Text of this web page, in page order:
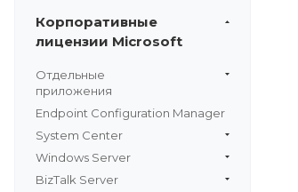
Корпоративные
лицензии Microsoft
Отдельные
приложения
Endpoint Configuration Manager
System Center
Windows Server
BizTalk Server